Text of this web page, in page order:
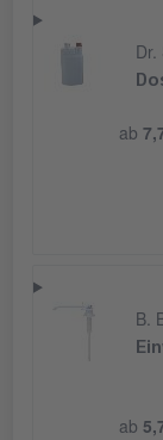
Dr.
ab
B.
ab